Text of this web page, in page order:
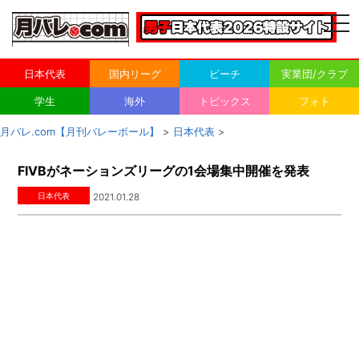
日本代表 国内リーグ ビーチ 実業団/クラブ
学生 海外 トピックス フォト
月バレ.com【月刊バレーボール】 > 日本代表 >
FIVBがネーションズリーグの1会場集中開催を発表
日本代表 2021.01.28